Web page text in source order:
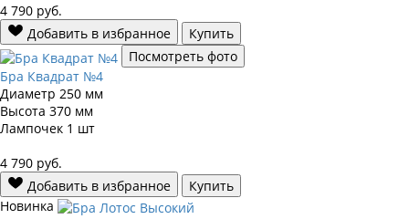
4 790 руб.
Добавить в избранное
Купить
Посмотреть фото
Бра Квадрат №4
Диаметр 250 мм
Высота 370 мм
Лампочек 1 шт
4 790 руб.
Добавить в избранное
Купить
Новинка